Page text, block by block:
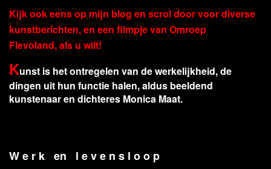
Kijk ook eens op mijn blog en scrol door voor diverse
kunstberichten, en een filmpje van Omroep
Flevoland, als u wilt!
Kunst is het ontregelen van de werkelijkheid, de
dingen uit hun functie halen, aldus beeldend
kunstenaar en dichteres Monica Maat.
W e r k en l e v e n s l o o p